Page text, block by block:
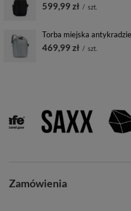
599,99 zł / szt.
Torba miejska
469,99 zł / szt.
Zamówienia